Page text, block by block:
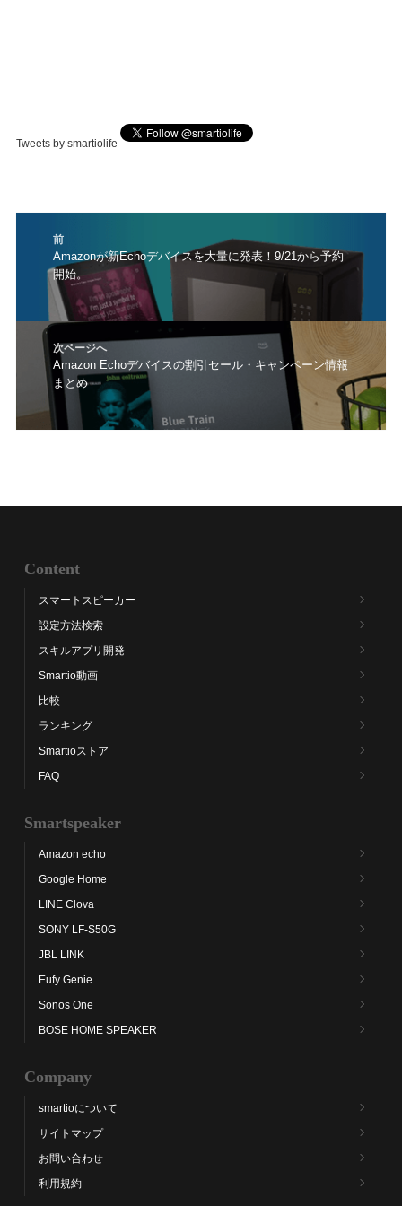
Tweets by smartiolife
前
前
の
投
稿:
Amazonが新Echoデバイスを大量に発表！9/21から予約
開始。
次ページへ
次
の
投
稿:
Amazon Echoデバイスの割引セール・キャンペーン情報
まとめ
Content
スマートスピーカー
設定方法検索
スキルアプリ開発
Smartio動画
比較
ランキング
Smartioストア
FAQ
Smartspeaker
Amazon echo
Google Home
LINE Clova
SONY LF-S50G
JBL LINK
Eufy Genie
Sonos One
BOSE HOME SPEAKER
Company
smartioについて
サイトマップ
お問い合わせ
利用規約